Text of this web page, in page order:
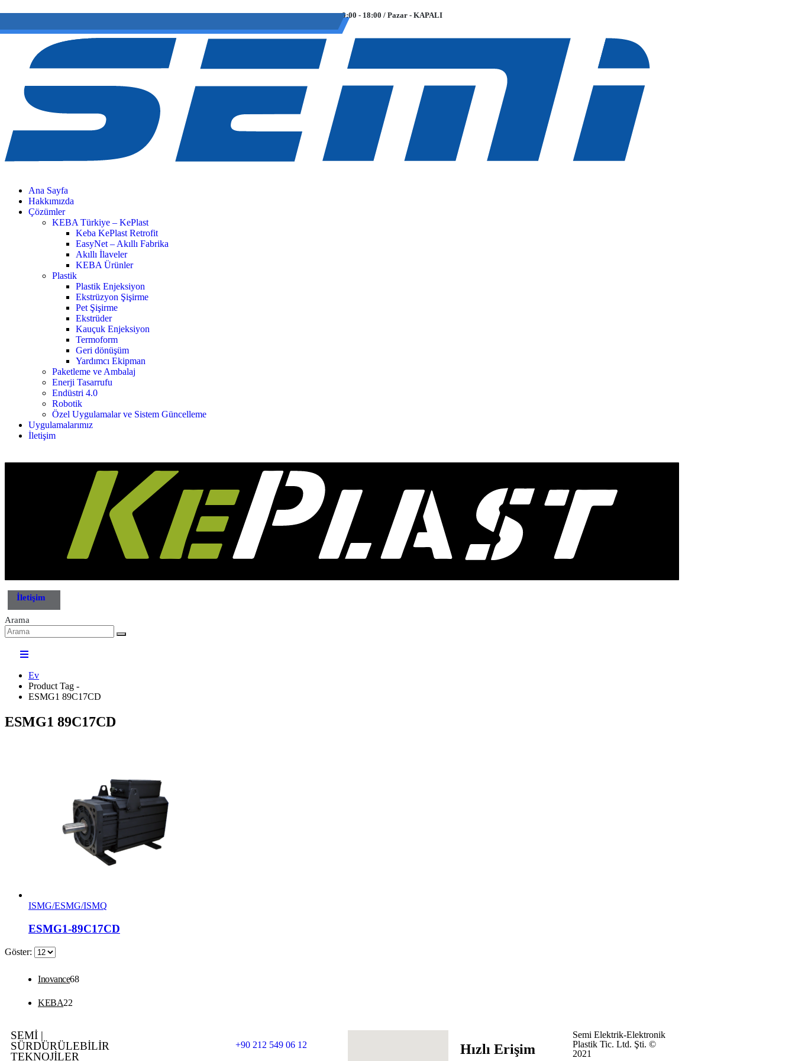
9:00 - 18:00 / Pazar - KAPALI
Ana Sayfa
Hakkımızda
Çözümler
KEBA Türkiye – KePlast
Keba KePlast Retrofit
EasyNet – Akıllı Fabrika
Akıllı İlaveler
KEBA Ürünler
Plastik
Plastik Enjeksiyon
Ekstrüzyon Şişirme
Pet Şişirme
Ekstrüder
Kauçuk Enjeksiyon
Termoform
Geri dönüşüm
Yardımcı Ekipman
Paketleme ve Ambalaj
Enerji Tasarrufu
Endüstri 4.0
Robotik
Özel Uygulamalar ve Sistem Güncelleme
Uygulamalarımız
İletişim
İletişim
Arama
Ev
Product Tag -
ESMG1 89C17CD
ESMG1 89C17CD
ISMG/ESMG/ISMQ
ESMG1-89C17CD
Göster:
Inovance68
KEBA22
SEMİ |
SÜRDÜRÜLEBİLİR
TEKNOJİLER
+90 212 549 06 12 Hızlı Erişim
Semi Elektrik-Elektronik
Plastik Tic. Ltd. Şti. ©
2021